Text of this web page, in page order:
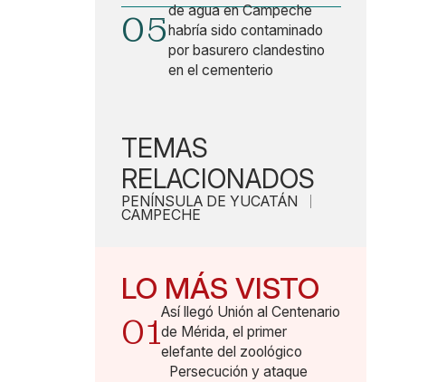
05de agua en Campeche
habría sido contaminado
por basurero clandestino
en el cementerio
TEMAS
RELACIONADOS
PENÍNSULA DE YUCATÁN
CAMPECHE
LO MÁS VISTO
01Así llegó Unión al Centenario
de Mérida, el primer
elefante del zoológico
Persecución y ataque